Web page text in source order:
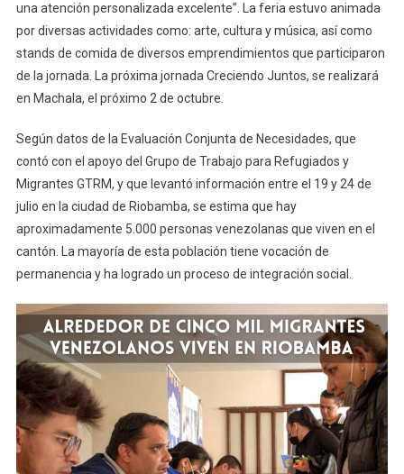
una atención personalizada excelente”. La feria estuvo animada
por diversas actividades como: arte, cultura y música, así como
stands de comida de diversos emprendimientos que participaron
de la jornada. La próxima jornada Creciendo Juntos, se realizará
en Machala, el próximo 2 de octubre.
Según datos de la Evaluación Conjunta de Necesidades, que
contó con el apoyo del Grupo de Trabajo para Refugiados y
Migrantes GTRM, y que levantó información entre el 19 y 24 de
julio en la ciudad de Riobamba, se estima que hay
aproximadamente 5.000 personas venezolanas que viven en el
cantón. La mayoría de esta población tiene vocación de
permanencia y ha logrado un proceso de integración social.